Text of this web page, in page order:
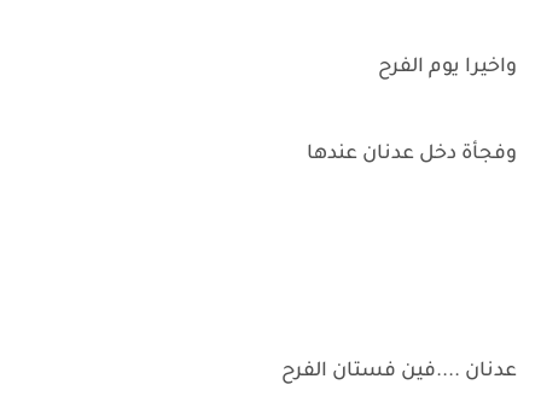
واخيرا يوم الفرح
وفجأة دخل عدنان عندها
عدنان ....فين فستان الفرح